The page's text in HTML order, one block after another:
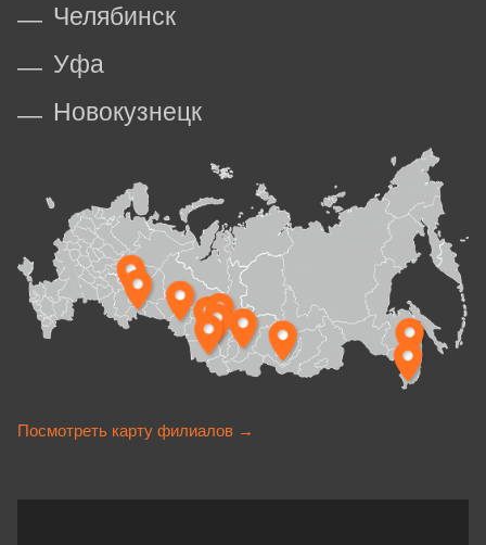
Челябинск
Уфа
Новокузнецк
Посмотреть карту филиалов →